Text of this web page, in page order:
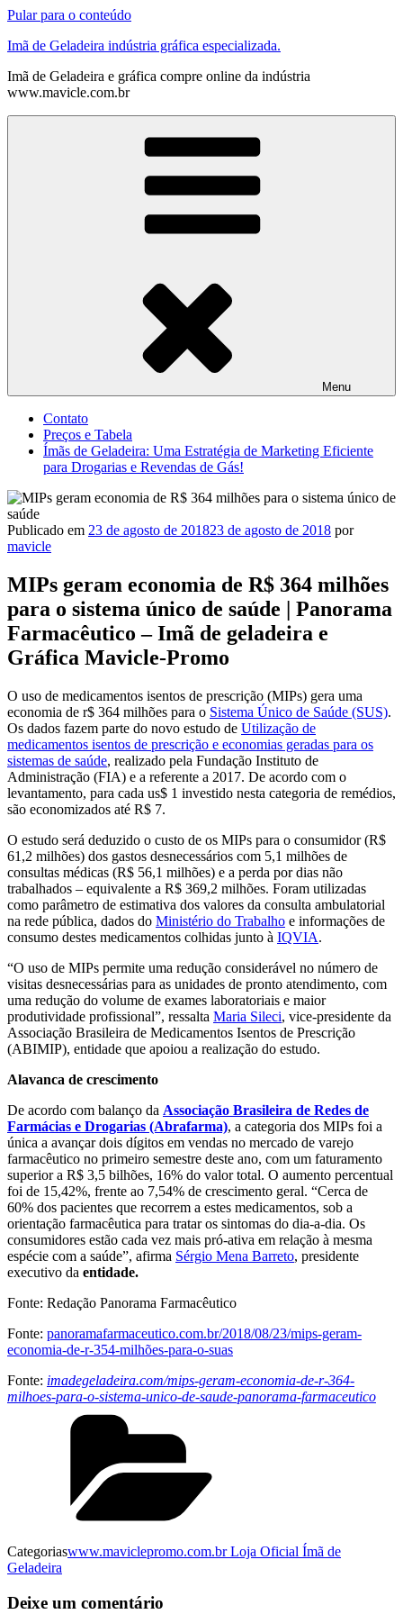
Pular para o conteúdo
Imã de Geladeira indústria gráfica especializada.
Imã de Geladeira e gráfica compre online da indústria
www.mavicle.com.br
Menu
Contato
Preços e Tabela
Ímãs de Geladeira: Uma Estratégia de Marketing Eficiente
para Drogarias e Revendas de Gás!
Publicado em 23 de agosto de 201823 de agosto de 2018 por
mavicle
MIPs geram economia de R$ 364 milhões
para o sistema único de saúde | Panorama
Farmacêutico – Imã de geladeira e
Gráfica Mavicle-Promo
O uso de medicamentos isentos de prescrição (MIPs) gera uma
economia de r$ 364 milhões para o Sistema Único de Saúde (SUS).
Os dados fazem parte do novo estudo de Utilização de
medicamentos isentos de prescrição e economias geradas para os
sistemas de saúde, realizado pela Fundação Instituto de
Administração (FIA) e a referente a 2017. De acordo com o
levantamento, para cada us$ 1 investido nesta categoria de remédios,
são economizados até R$ 7.
O estudo será deduzido o custo de os MIPs para o consumidor (R$
61,2 milhões) dos gastos desnecessários com 5,1 milhões de
consultas médicas (R$ 56,1 milhões) e a perda por dias não
trabalhados – equivalente a R$ 369,2 milhões. Foram utilizadas
como parâmetro de estimativa dos valores da consulta ambulatorial
na rede pública, dados do Ministério do Trabalho e informações de
consumo destes medicamentos colhidas junto à IQVIA.
“O uso de MIPs permite uma redução considerável no número de
visitas desnecessárias para as unidades de pronto atendimento, com
uma redução do volume de exames laboratoriais e maior
produtividade profissional”, ressalta Maria Sileci, vice-presidente da
Associação Brasileira de Medicamentos Isentos de Prescrição
(ABIMIP), entidade que apoiou a realização do estudo.
Alavanca de crescimento
De acordo com balanço da Associação Brasileira de Redes de
Farmácias e Drogarias (Abrafarma), a categoria dos MIPs foi a
única a avançar dois dígitos em vendas no mercado de varejo
farmacêutico no primeiro semestre deste ano, com um faturamento
superior a R$ 3,5 bilhões, 16% do valor total. O aumento percentual
foi de 15,42%, frente ao 7,54% de crescimento geral. “Cerca de
60% dos pacientes que recorrem a estes medicamentos, sob a
orientação farmacêutica para tratar os sintomas do dia-a-dia. Os
consumidores estão cada vez mais pró-ativa em relação à mesma
espécie com a saúde”, afirma Sérgio Mena Barreto, presidente
executivo da entidade.
Fonte: Redação Panorama Farmacêutico
Fonte: panoramafarmaceutico.com.br/2018/08/23/mips-geram-
economia-de-r-354-milhões-para-o-suas
Fonte: imadegeladeira.com/mips-geram-economia-de-r-364-
milhoes-para-o-sistema-unico-de-saude-panorama-farmaceutico
Categoriaswww.maviclepromo.com.br Loja Oficial Ímã de
Geladeira
Deixe um comentário